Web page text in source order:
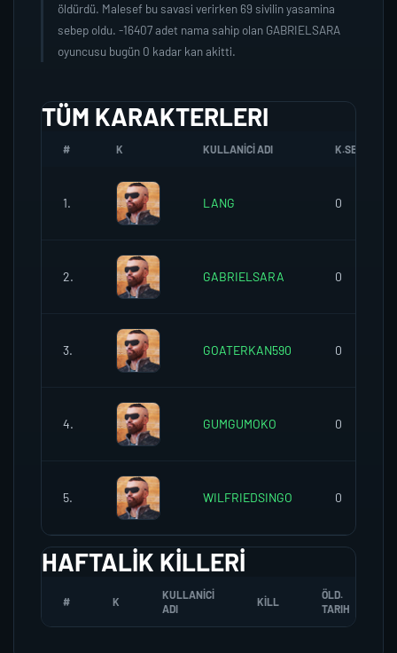
öldürdü. Malesef bu savasi verirken 69 sivilin yasamina
sebep oldu. -16407 adet nama sahip olan GABRIELSARA
oyuncusu bugün 0 kadar kan akitti.
TÜM KARAKTERLERI
# K KULLANICI ADI K.SEREFI
1. LANG 0
2. GABRIELSARA 0
3. GOATERKAN590 0
4. GUMGUMOKO 0
5. WILFRIEDSINGO 0
HAFTALIK KILLERI
# K
KULLANICI
ADI
KILL
ÖLD.
TARIH